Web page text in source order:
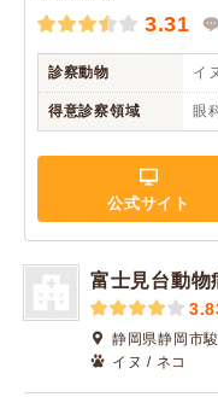
3.31
診察動物 イ
得意診察領域 眼
公式サイト
富士見台動物
静岡県静岡市
イヌ / ネコ